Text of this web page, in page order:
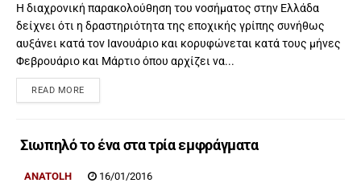
H διαχρονική παρακολούθηση του νοσήματος στην Ελλάδα
δείχνει ότι η δραστηριότητα της εποχικής γρίπης συνήθως
αυξάνει κατά τον Ιανουάριο και κορυφώνεται κατά τους μήνες
Φεβρουάριο και Μάρτιο όπου αρχίζει να...
READ MORE
Σιωπηλό το ένα στα τρία εμφράγματα
ANATOLH 16/01/2016